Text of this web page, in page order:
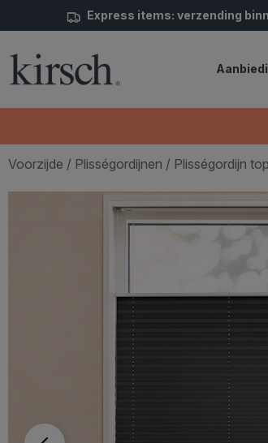
Express items: verzending
Voorzijde / Plisségordijnen / Plisségordijn